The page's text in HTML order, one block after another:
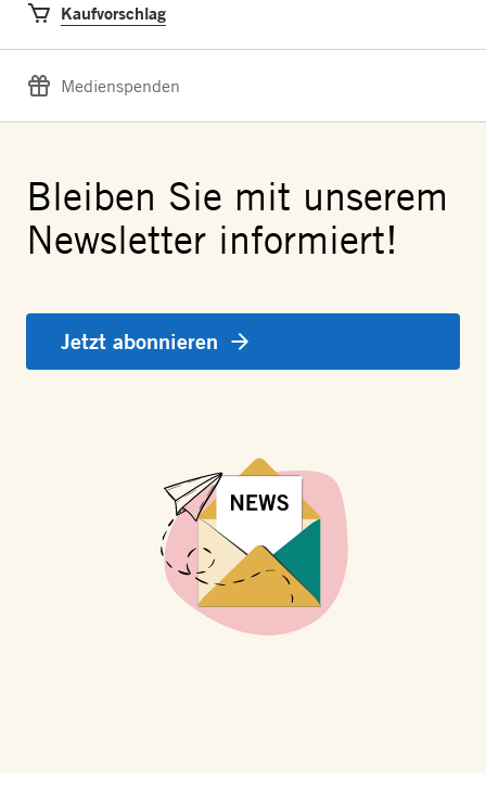
Kaufvorschlag
Medienspenden
Bleiben Sie mit unserem
Newsletter informiert!
Jetzt abonnieren